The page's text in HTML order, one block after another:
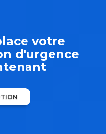
votre
d'urgence